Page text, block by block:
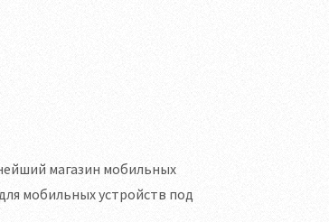
магазин мобильных
мобильных устройств под